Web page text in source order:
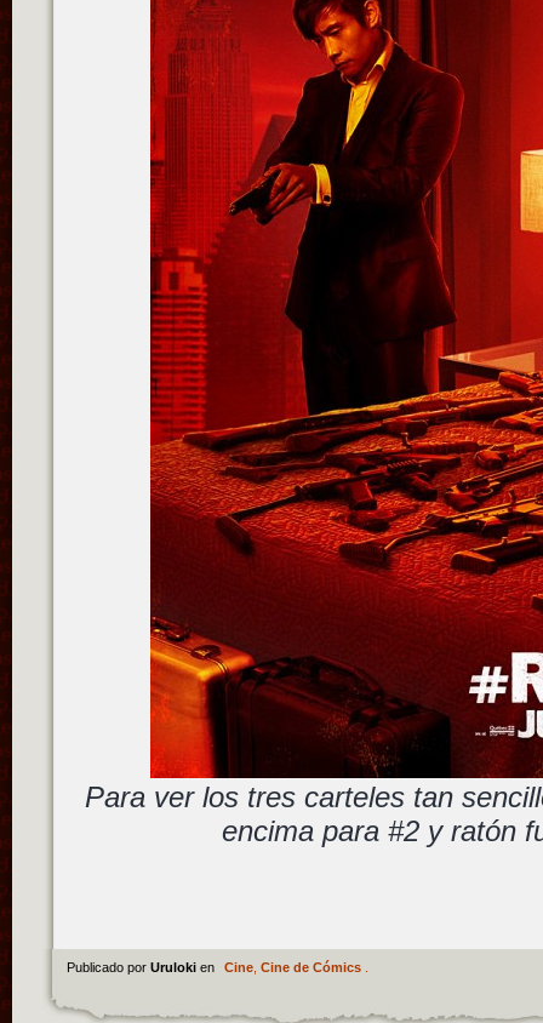
Para ver los tres carteles tan
encima para #2 y ratón
Publicado por Uruloki en Cine, Cine de Cómics.